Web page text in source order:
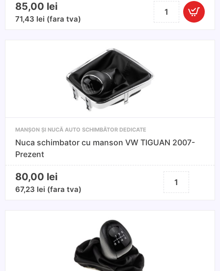
85,00 lei
71,43 lei (fara tva)
Cantitate
Nuca
MANȘON ȘI NUCĂ AUTO SCHIMBĂTOR DEDICATE
Nuca schimbator cu manson VW TIGUAN 2007-
Prezent
80,00 lei
67,23 lei (fara tva)
Cantitate
Nuca